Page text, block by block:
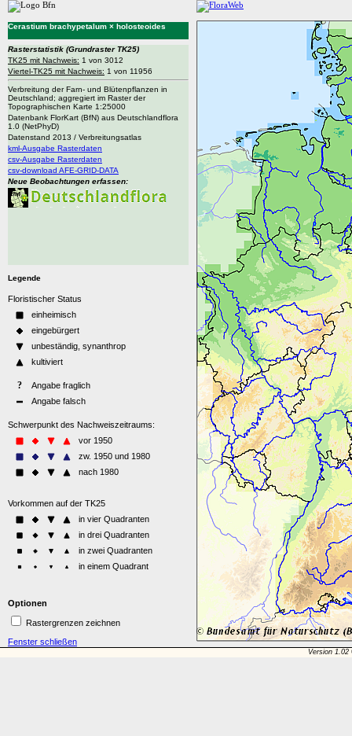
Cerastium brachypetalum × holosteoides
Rasterstatistik (Grundraster TK25)
TK25 mit Nachweis: 1 von 3012
Viertel-TK25 mit Nachweis: 1 von 11956
Verbreitung der Farn- und Blütenpflanzen in
Deutschland; aggregiert im Raster der
Topographischen Karte 1:25000
Datenbank FlorKart (BfN) aus Deutschlandflora
1.0 (NetPhyD)
Datenstand 2013 / Verbreitungsatlas
kml-Ausgabe Rasterdaten
csv-Ausgabe Rasterdaten
csv-download AFE-GRID-DATA
Neue Beobachtungen erfassen:
Legende
Optionen
Rastergrenzen zeichnen
Fenster schließen
Version